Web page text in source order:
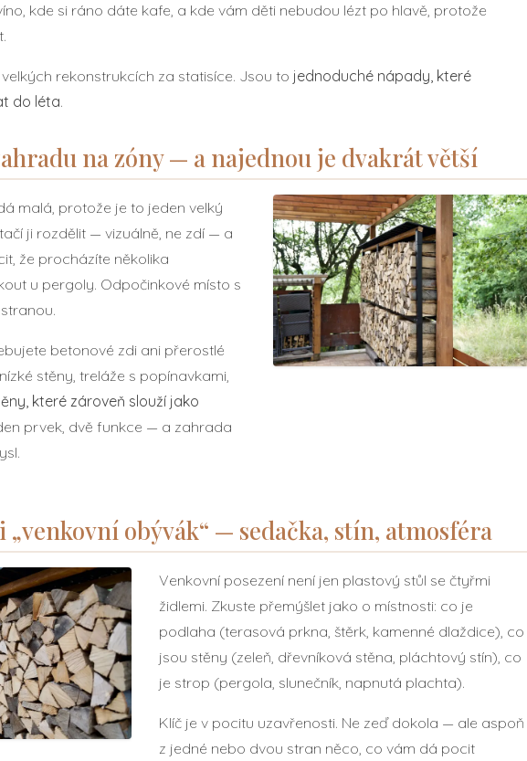
kde si ráno dáte kafe, a kde vám děti nebudou lézt po hlavě, protože
rekonstrukcích za statisíce. Jsou to jednoduché nápady, které
do léta.
na zóny — a najednou je dvakrát větší
malá, protože je to jeden velký
ji rozdělit — vizuálně, ne zdí — a
že procházíte několika
u pergoly. Odpočinkové místo s
betonové zdi ani přerostlé
stěny, treláže s popínavkami,
které zároveň slouží jako
prvek, dvě funkce — a zahrada
„venkovní obývák“ — sedačka, stín, atmosféra
Venkovní posezení není jen plastový stůl se čtyřmi
židlemi. Zkuste přemýšlet jako o místnosti: co je
podlaha (terasová prkna, štěrk, kamenné dlaždice), co
jsou stěny (zeleň, dřevníková stěna, pláchtový stín), co
je strop (pergola, slunečník, napnutá plachta).
Klíč je v pocitu uzavřenosti. Ne zeď dokola — ale aspoň
z jedné nebo dvou stran něco, co vám dá pocit